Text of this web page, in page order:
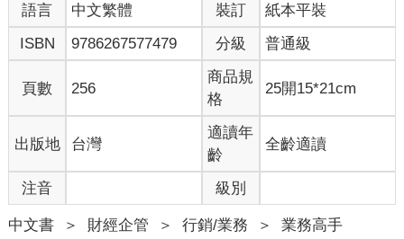
我們常說：「要跟自己喜歡的人做生意。」我跟亞歷斯相處過幾
小時，知道他為人和善。但在需要推銷的場合，他連跟潛在客戶
建立起碼的交情都很困難，更不用說讓對方信任，願意掏錢購買
所以他的業績爛透了。
我們內向者生活的世界（至少在西方文化），總是尊崇行為外向
的人。我們常常讚美自己欣賞的領導者外向、迷人，有魅力。成
功人士的外顯特質就是外向，所以我們覺得應該效法外向者。
但對於你我這樣的內向者來說，仿效外向者是沒用的。硬逼著自
己外向，有違我們的天性與思考模式。是，我們可以假裝外向，
可以學會掩飾內向性格，但終究無法違逆天性。要超級內向的人
語言 中文繁體 裝訂
紙本平裝
ISBN
9786267577479 分級 普通級
頁數 256
商品規
格
25開15*21cm
出版地 台灣
適讀年
齡
全齡適讀
注音 級別
中文書 ＞ 財經企管 ＞ 行銷/業務 ＞ 業務高手